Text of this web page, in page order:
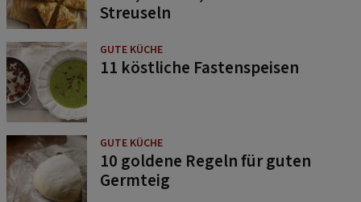
Streuseln
GUTE KÜCHE
11 köstliche Fastenspeisen
GUTE KÜCHE
10 goldene Regeln für guten
Germteig